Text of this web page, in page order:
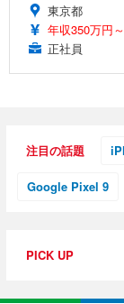
東京都
年収350万円
正社員
注目の話題
Google Pixel 9
PICK UP